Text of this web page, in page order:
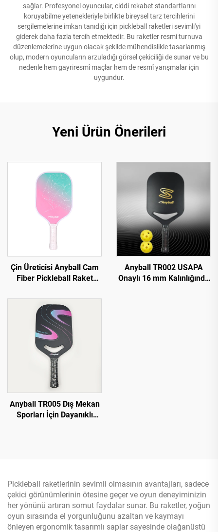
sağlar. Profesyonel oyuncular, ciddi rekabet standartlarını
koruyabilme yetenekleriyle birlikte bireysel tarz tercihlerini
sergilemelerine imkan tanıdığı için pickleball raketleri sevimli'yi
giderek daha fazla tercih etmektedir. Bu raketler resmi turnuva
düzenlemelerine uygun olacak şekilde mühendislikle tasarlanmış
olup, modern oyuncuların arzuladığı görsel çekiciliği de sunar ve bu
nedenle hem gayriresmî maçlar hem de resmî yarışmalar için
uygundur.
Yeni Ürün Önerileri
Çin Üreticisi Anyball Cam
Fiber Pickleball Raket
Anyball TR002 USAPA
Onaylı 16 mm Kalınlığında
Anyball TR005 Dış Mekan
Sporları İçin Dayanıklı
Pickleball raketlerinin sevimli olmasının avantajları, sadece
çekici görünümlerinin ötesine geçer ve oyun deneyiminizin
her yönünü artıran somut faydalar sunar. Bu raketler, yoğun
oyun sırasında el yorgunluğunu azaltan ve kaymayı
önleyen ergonomik tasarımlı saplar sayesinde olağanüstü